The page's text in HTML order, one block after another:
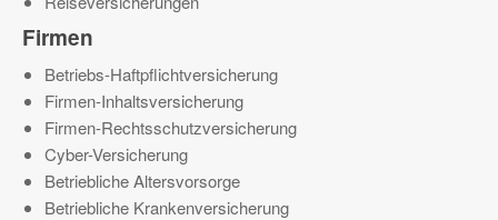
Firmen
Betriebs-Haftpflichtversicherung
Firmen-Inhaltsversicherung
Firmen-Rechtsschutzversicherung
Cyber-Versicherung
Betriebliche Altersvorsorge
Betriebliche Krankenversicherung